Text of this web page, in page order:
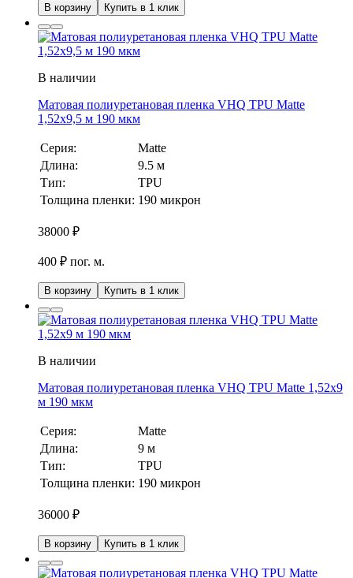
В корзину Купить в 1 клик
В наличии
Матовая полиуретановая пленка VHQ TPU Matte
1,52х9,5 м 190 мкм
Серия:
Matte
Длина:
9.5 м
Тип:
TPU
Толщина пленки: 190 микрон
38000 ₽
400 ₽ пог. м.
В корзину Купить в 1 клик
В наличии
Матовая полиуретановая пленка VHQ TPU Matte 1,52х9
м 190 мкм
Серия:
Matte
Длина:
9 м
Тип:
TPU
Толщина пленки: 190 микрон
36000 ₽
В корзину Купить в 1 клик